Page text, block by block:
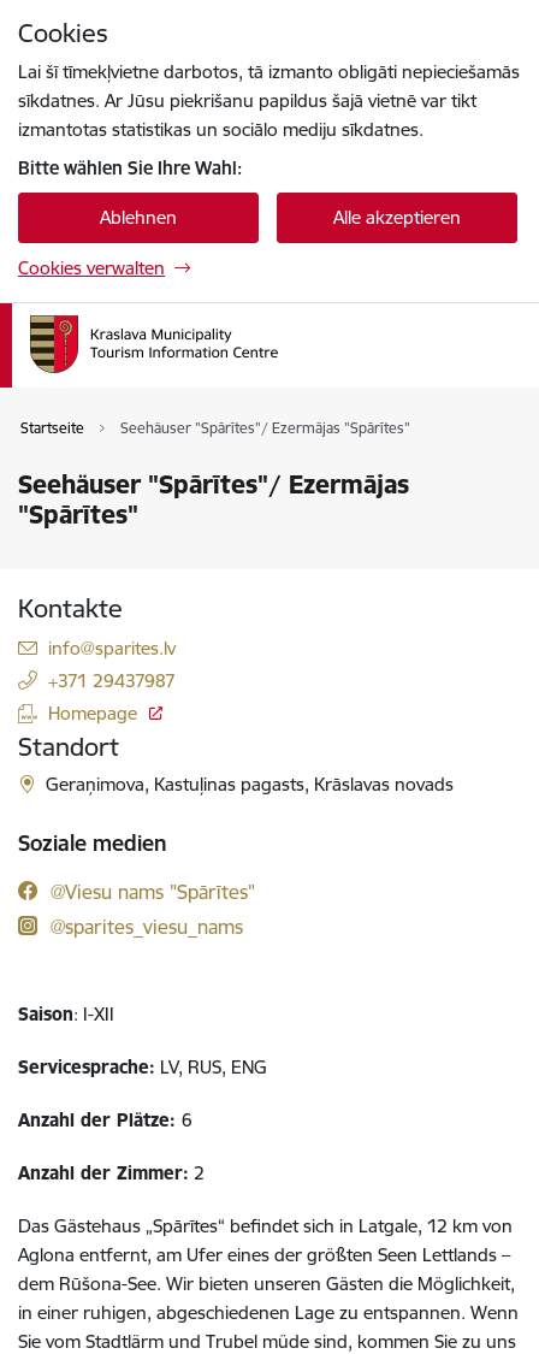
Cookies
Lai šī tīmekļvietne darbotos, tā izmanto obligāti nepieciešamās
sīkdatnes. Ar Jūsu piekrišanu papildus šajā vietnē var tikt
izmantotas statistikas un sociālo mediju sīkdatnes.
Bitte wählen Sie Ihre Wahl:
Ablehnen Alle akzeptieren
Cookies verwalten
Startseite Seehäuser "Spārītes"/ Ezermājas "Spārītes"
Seehäuser "Spārītes"/ Ezermājas
"Spārītes"
Kontakte
E-Mail:
info@sparites.lv
+371 29437987
Homepage
Standort
Geraņimova, Kastuļinas pagasts, Krāslavas novads
Soziale medien
@Viesu nams "Spārītes"
@sparites_viesu_nams
Saison: I-XII
Servicesprache: LV, RUS, ENG
Anzahl der Plätze: 6
Anzahl der Zimmer: 2
Das Gästehaus „Spārītes“ befindet sich in Latgale, 12 km von
Aglona entfernt, am Ufer eines der größten Seen Lettlands –
dem Rūšona-See. Wir bieten unseren Gästen die Möglichkeit,
in einer ruhigen, abgeschiedenen Lage zu entspannen. Wenn
Sie vom Stadtlärm und Trubel müde sind, kommen Sie zu uns